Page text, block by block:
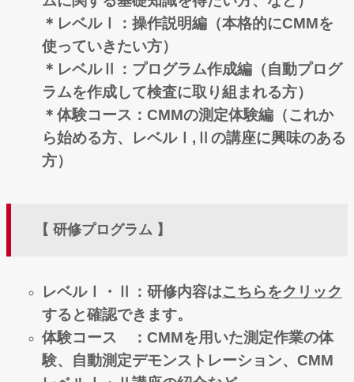
＊レベルⅠ：操作説明編（本格的にCMMを
使っていきたい方）
＊レベルⅡ：プログラム作成編（自動プログ
ラムを作成して検査に取り組まれる方）
＊体験コース：CMMの測定体験編（これか
ら始める方、レベルⅠ,Ⅱの講座に興味のある
方）
【 研修プログラム 】
レベルⅠ・Ⅱ：研修内容はこちらをクリック
すると確認できます。
体験コース ：CMMを用いた測定作業の体
験、自動測定デモンストレーション、CMM